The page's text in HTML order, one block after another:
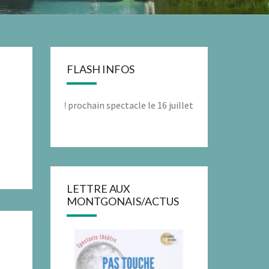
FLASH INFOS
prochain spectacle le 16 juillet à 11h00 « PAS TOUCHE »
LETTRE AUX
MONTGONAIS/ACTUS